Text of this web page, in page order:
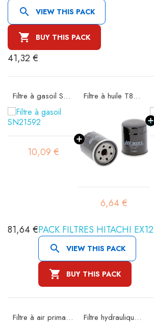
 VIEW THIS PACK
 BUY THIS PACK
41,32 €
Filtre à gasoil SN21592
10,09 €
Filtre à huile T8307
6,64 €
PACK FILTRES HITACHI EX12
 VIEW THIS PACK
 BUY THIS PACK
81,64 €
Filtre à air primaire SA16045 Filtre hydraulique SH60207